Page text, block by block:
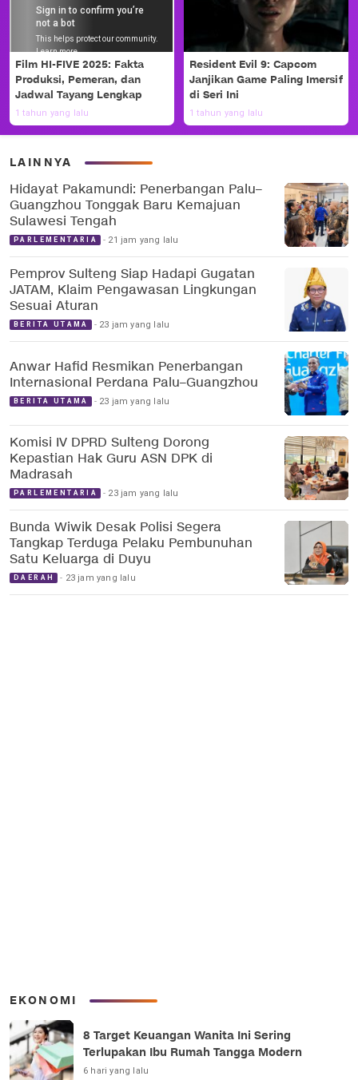
Film HI-FIVE 2025: Fakta
Produksi, Pemeran, dan
Jadwal Tayang Lengkap
1 tahun yang lalu
Resident Evil 9: Capcom
Janjikan Game Paling Imersif
di Seri Ini
1 tahun yang lalu
LAINNYA
Hidayat Pakamundi: Penerbangan Palu–
Guangzhou Tonggak Baru Kemajuan
Sulawesi Tengah
PARLEMENTARIA 21 jam yang lalu
Pemprov Sulteng Siap Hadapi Gugatan
JATAM, Klaim Pengawasan Lingkungan
Sesuai Aturan
BERITA UTAMA 23 jam yang lalu
Anwar Hafid Resmikan Penerbangan
Internasional Perdana Palu–Guangzhou
BERITA UTAMA 23 jam yang lalu
Komisi IV DPRD Sulteng Dorong
Kepastian Hak Guru ASN DPK di
Madrasah
PARLEMENTARIA 23 jam yang lalu
Bunda Wiwik Desak Polisi Segera
Tangkap Terduga Pelaku Pembunuhan
Satu Keluarga di Duyu
DAERAH 23 jam yang lalu
EKONOMI
8 Target Keuangan Wanita Ini Sering
Terlupakan Ibu Rumah Tangga Modern
6 hari yang lalu